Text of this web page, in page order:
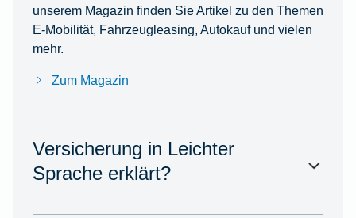
unserem Magazin finden Sie Artikel zu den Themen
E-Mobilität, Fahrzeugleasing, Autokauf und vielen
mehr.
Zum Magazin
Versicherung in Leichter
Sprache erklärt?